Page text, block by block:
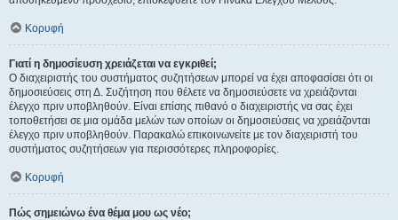
Κορυφή
Γιατί η δημοσίευση χρειάζεται να εγκριθεί;
Ο διαχειριστής του συστήματος συζητήσεων μπορεί να έχει αποφασίσει ότι οι
δημοσιεύσεις στη Δ. Συζήτηση που θέλετε να δημοσιεύσετε να χρειάζονται
έλεγχο πριν υποβληθούν. Είναι επίσης πιθανό ο διαχειριστής να σας έχει
τοποθετήσει σε μια ομάδα μελών των οποίων οι δημοσιεύσεις να χρειάζονται
έλεγχο πριν υποβληθούν. Παρακαλώ επικοινωνείτε με τον διαχειριστή του
συστήματος συζητήσεων για περισσότερες πληροφορίες.
Κορυφή
Πώς σημειώνω ένα θέμα μου ως νέο;